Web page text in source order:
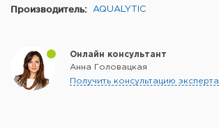
Производитель: AQUALYTIC
Онлайн консультант
Анна Головацкая
Получить консультацию эксперта